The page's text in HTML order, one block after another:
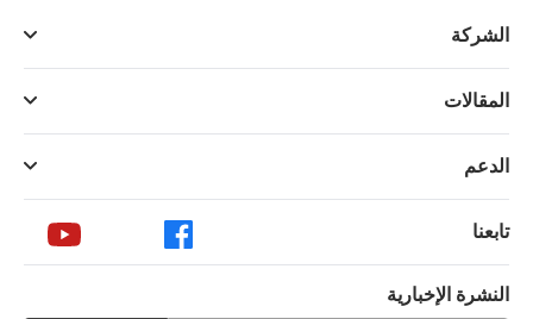
الشركة
المقالات
الدعم
تابعنا
النشرة الإخبارية